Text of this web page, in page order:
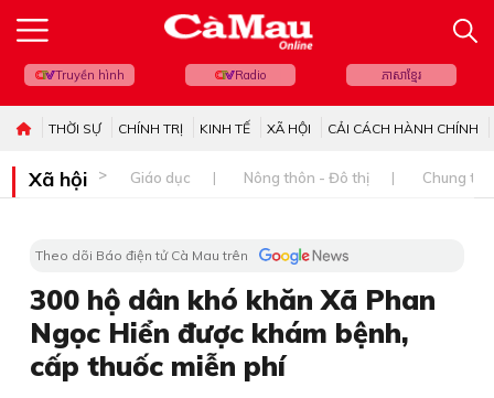
Truyền hình Radio ភាសាខ្មែរ
THỜI SỰ CHÍNH TRỊ KINH TẾ XÃ HỘI CẢI CÁCH HÀNH CHÍNH
Xã hội Giáo dục Nông thôn - Đô thị Chung
Theo dõi Báo điện tử Cà Mau trên
300 hộ dân khó khăn Xã Phan
Ngọc Hiển được khám bệnh,
cấp thuốc miễn phí